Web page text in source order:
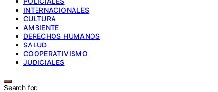
INTERNACIONALES
CULTURA
AMBIENTE
DERECHOS HUMANOS
SALUD
COOPERATIVISMO
JUDICIALES
Search for: